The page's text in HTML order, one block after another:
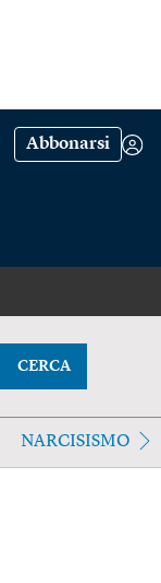
Abbonarsi
CERCA
NARCISISMO